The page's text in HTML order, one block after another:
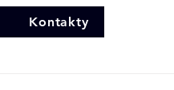
Kontakty